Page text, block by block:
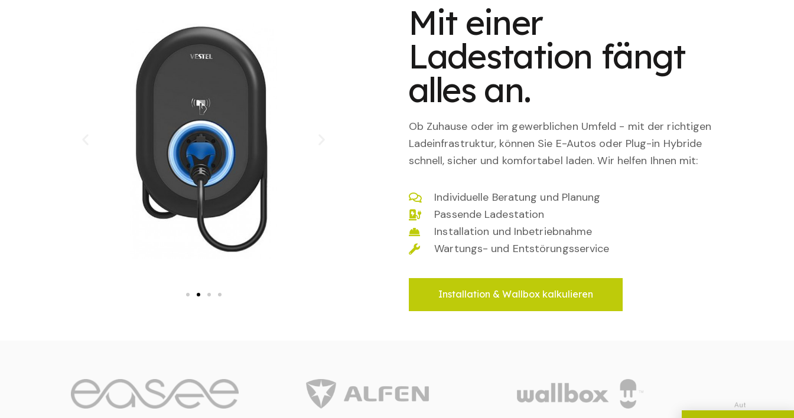
Mit einer
Ladestation fängt
alles an.
Ob Zuhause oder im gewerblichen Umfeld - mit der richtigen
Ladeinfrastruktur, können Sie E-Autos oder Plug-in Hybride
schnell, sicher und komfortabel laden. Wir helfen Ihnen mit:
Individuelle Beratung und Planung
Passende Ladestation
Installation und Inbetriebnahme
Wartungs- und Entstörungsservice
Installation & Wallbox kalkulieren